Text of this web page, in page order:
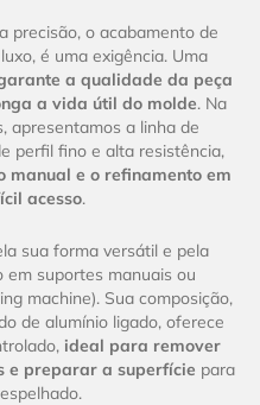
precisão, o acabamento de
é uma exigência. Uma
a qualidade da peça
a vida útil do molde. Na
apresentamos a linha de
perfil fino e alta resistência,
manual e o refinamento em
acesso.
sua forma versátil e pela
suportes manuais ou
machine). Sua composição,
de alumínio ligado, oferece
ideal para remover
e preparar a superfície para